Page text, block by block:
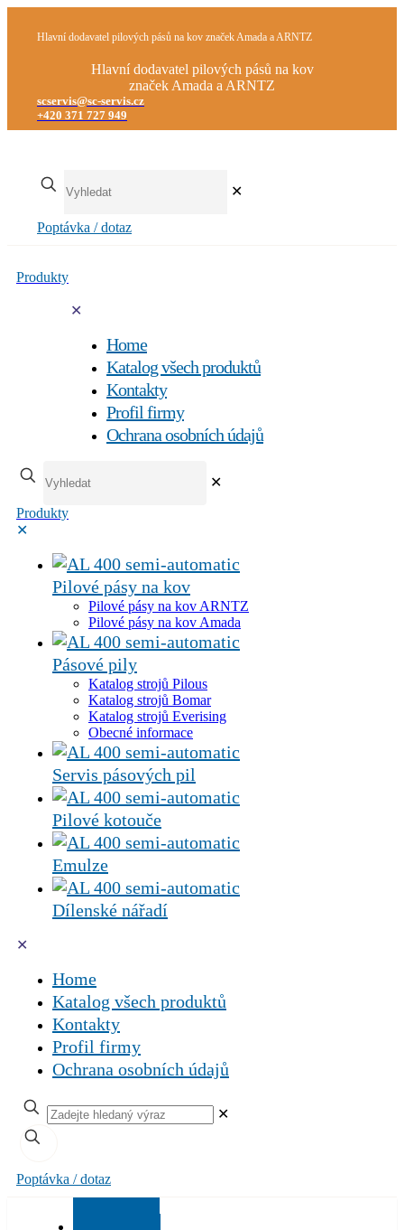
Hlavní dodavatel pilových pásů na kov značek Amada a ARNTZ
Hlavní dodavatel pilových pásů na kov
značek Amada a ARNTZ
scservis@sc-servis.cz
+420 371 727 949
✕
Poptávka / dotaz
Produkty
✕
Home
Katalog všech produktů
Kontakty
Profil firmy
Ochrana osobních údajů
✕
Produkty
✕
Pilové pásy na kov
Pilové pásy na kov ARNTZ
Pilové pásy na kov Amada
Pásové pily
Katalog strojů Pilous
Katalog strojů Bomar
Katalog strojů Everising
Obecné informace
Servis pásových pil
Pilové kotouče
Emulze
Dílenské nářadí
✕
Home
Katalog všech produktů
Kontakty
Profil firmy
Ochrana osobních údajů
✕
Poptávka / dotaz